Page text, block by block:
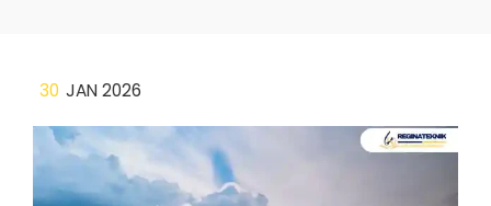
30 JAN 2026